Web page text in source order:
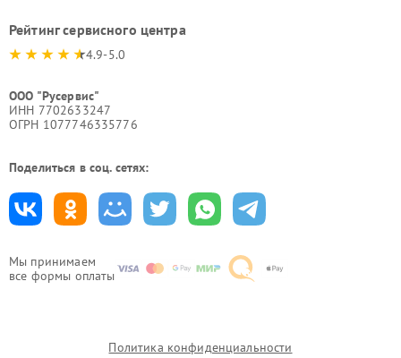
Мы принимаем
все формы оплаты
Рейтинг сервисного центра
4.9-5.0
ООО "Русервис"
ИНН 7702633247
ОГРН 1077746335776
Поделиться в соц. сетях:
Политика конфиденциальности